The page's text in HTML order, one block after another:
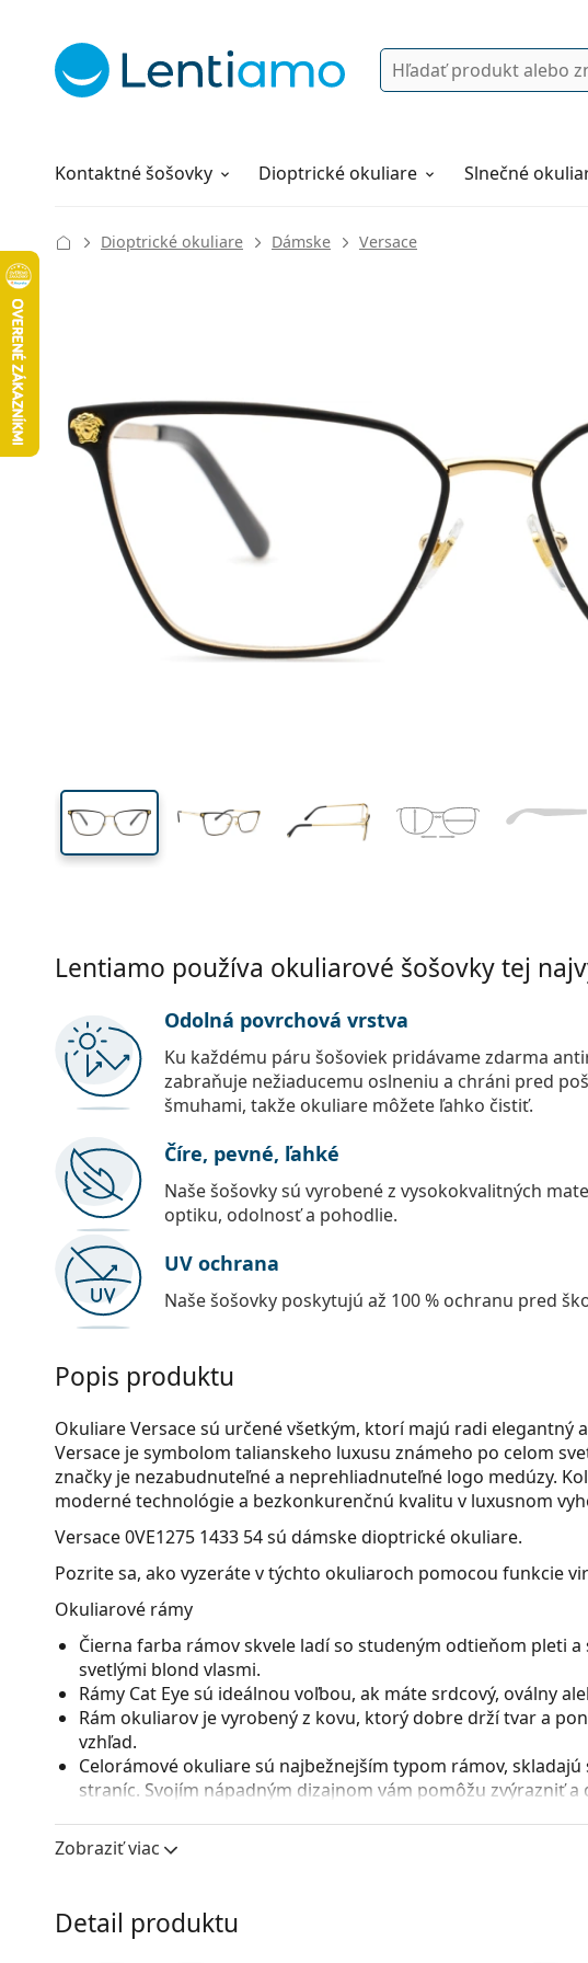
Vyhľadávanie
Kontaktné šošovky
Roztoky Dioptrické okuliare Slnečné
Všetko o nákupe
Dioptrické okuliare Dámske Versace
128 mm
Šírka
38 mm
Výška očnice Šírka očnice
54
Šírka
Lentiamo používa okuliarové šošovky tej
Odolná povrchová vrstva
Ku každému páru šošoviek pridávame zdarma
zabraňuje nežiaducemu oslneniu a chráni pred
šmuhami, takže okuliare môžete ľahko čistiť.
Číre, pevné, ľahké
Naše šošovky sú vyrobené z vysokokvalitných
optiku, odolnosť a pohodlie.
UV ochrana
Naše šošovky poskytujú až 100 % ochranu pred
Popis produktu
Okuliare Versace sú určené všetkým, ktorí majú radi elegantný
Versace je symbolom talianskeho luxusu známeho po celom
značky je nezabudnuteľné a neprehliadnuteľné logo medúzy.
moderné technológie a bezkonkurenčnú kvalitu v luxusnom
Versace 0VE1275 1433 54sú dámske dioptrické okuliare.
Pozrite sa, ako vyzeráte v týchto okuliaroch pomocou funkcie
Okuliarové rámy
Čierna farba rámov skvele ladí so studeným odtieňom pleti
svetlými blond vlasmi.
Rámy Cat Eye sú ideálnou voľbou, ak máte srdcový, oválny
Rám okuliarov je vyrobený z kovu, ktorý dobre drží tvar a
vzhľad.
Celorámové okuliare sú najbežnejším typom rámov,
straníc. Svojím nápadným dizajnom vám pomôžu zvýrazniť
pred poškodením. Tento druh rámu je vhodný pre všetky
s vyššou optickou mohutnosťou.
prispôsobia tvaru nosa a zaistia tak väčší komfort pri nosení.
vykonávať skúsený optik, aby neodbornou manipuláciou
Zobraziť viac
Detail produktu